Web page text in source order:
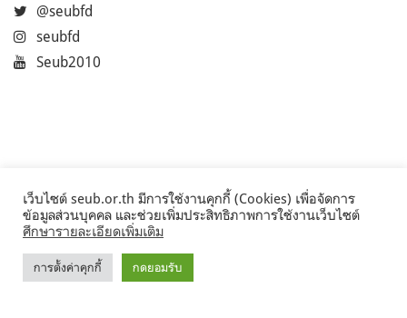
@seubfd
seubfd
Seub2010
©2017 Seub.or.th
เว็บไซต์ seub.or.th มีการใช้งานคุกกี้ (Cookies) เพื่อจัดการ
ข้อมูลส่วนบุคคล และช่วยเพิ่มประสิทธิภาพการใช้งานเว็บไซต์
ศึกษารายละเอียดเพิ่มเติม
การตั้งค่าคุกกี้ กดยอมรับ